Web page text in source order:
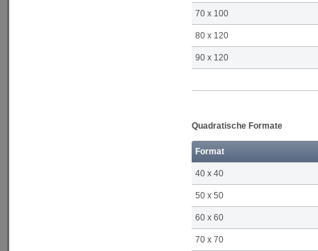
70 x 100
80 x 120
90 x 120
Quadratische Formate
Format
40 x 40
50 x 50
60 x 60
70 x 70